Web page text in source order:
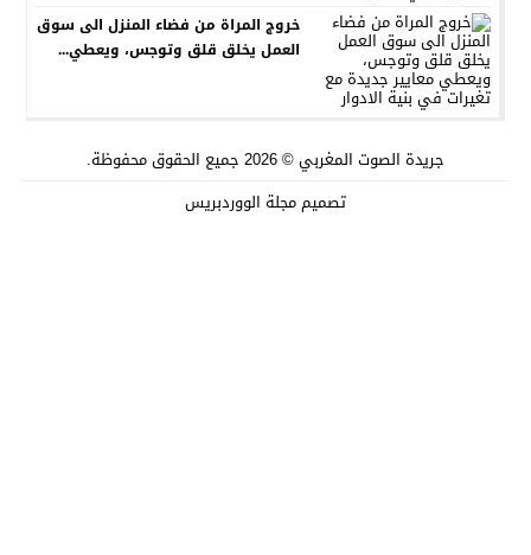
خروج المراة من فضاء المنزل الى سوق
العمل يخلق قلق وتوجس، ويعطي...
جريدة الصوت المغربي© 2026 جميع الحقوق محفوظة.
تصميممجلة الووردبريس